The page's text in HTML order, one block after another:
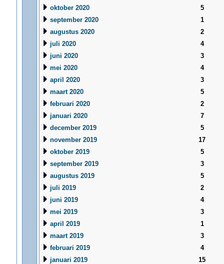
oktober 2020
5
september 2020
1
augustus 2020
2
juli 2020
4
juni 2020
3
mei 2020
4
april 2020
3
maart 2020
5
februari 2020
2
januari 2020
7
december 2019
5
november 2019
17
oktober 2019
5
september 2019
3
augustus 2019
5
juli 2019
2
juni 2019
4
mei 2019
3
april 2019
1
maart 2019
3
februari 2019
4
januari 2019
15